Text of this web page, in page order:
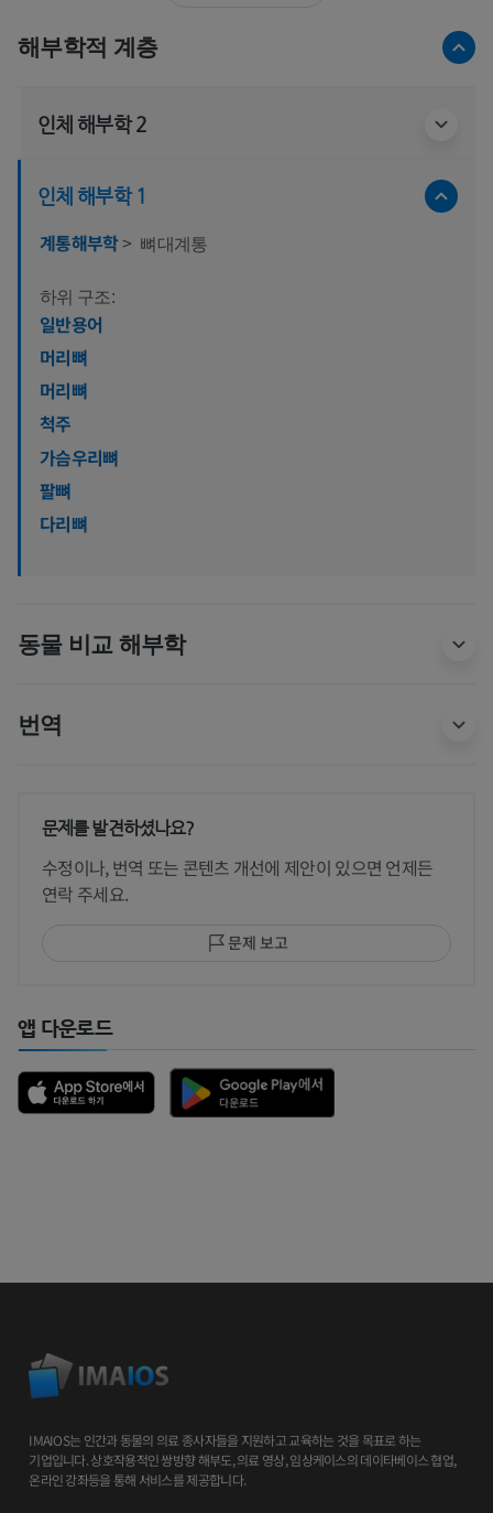
해부학적 계층
인체 해부학 2
인체 해부학 1
계통해부학> 뼈대계통
하위 구조:
일반용어
머리뼈
머리뼈
척주
가슴우리뼈
팔뼈
다리뼈
동물 비교 해부학
번역
문제를 발견하셨나요?
수정이나, 번역 또는 콘텐츠 개선에 제안이 있으면 언제든
연락 주세요.
문제 보고
앱 다운로드
IMAIOS는 인간과 동물의 의료 종사자들을 지원하고 교육하는 것을 목표로 하는
기업입니다. 상호작용적인 쌍방향 해부도, 의료 영상, 임상케이스의 데이타베이스 협업,
온라인 강좌등을 통해 서비스를 제공합니다.